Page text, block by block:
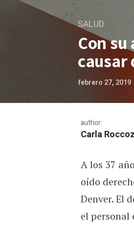
SALUD
Con
causar
febrero 27, 2019
author:
Carla
Con su
A los 37
oído
Denver. El
el personal